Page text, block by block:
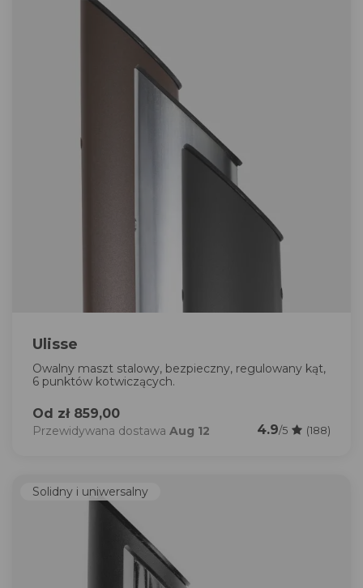
Ulisse
Owalny maszt stalowy, bezpieczny, regulowany kąt,
6 punktów kotwiczących.
Od zł 859,00
Przewidywana dostawa Aug 12 4.9/5 (188)
Solidny i uniwersalny